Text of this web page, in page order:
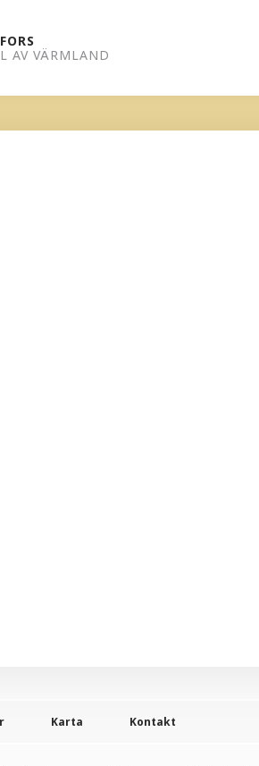
AV VÄRMLAND
Karta Kontakt